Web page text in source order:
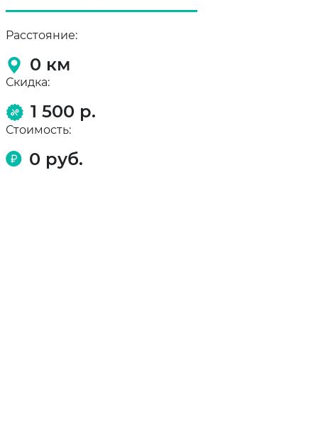
Расстояние:
0 км
Скидка:
1 500 р.
Стоимость:
0 руб.